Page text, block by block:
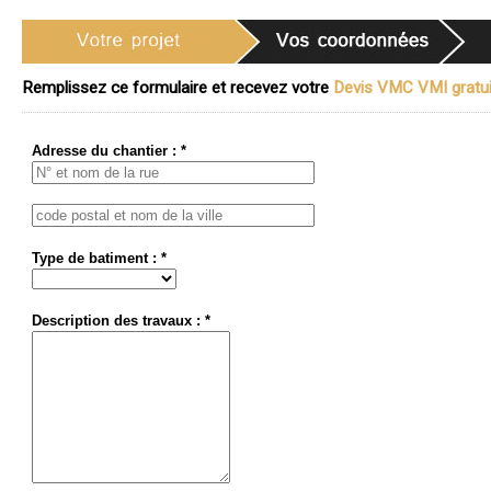
Remplissez ce formulaire et recevez votre Devis VMC VMI
Adresse du chantier : *
Type de batiment : *
Description des travaux : *